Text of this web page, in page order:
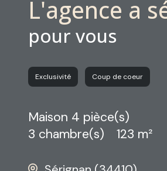
L'agence a
pour vous
Exclusivité Coup de coeur
Maison 4 pièce(s)
3 chambre(s)
123 m²